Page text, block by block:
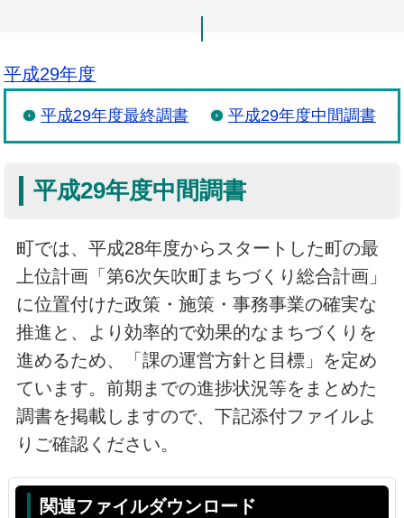
平成29年度
平成29年度最終調書 平成29年度中間調書
平成29年度中間調書
町では、平成28年度からスタートした町の最
上位計画「第6次矢吹町まちづくり総合計画」
に位置付けた政策・施策・事務事業の確実な
推進と、より効率的で効果的なまちづくりを
進めるため、「課の運営方針と目標」を定め
ています。前期までの進捗状況等をまとめた
調書を掲載しますので、下記添付ファイルよ
りご確認ください。
関連ファイルダウンロード